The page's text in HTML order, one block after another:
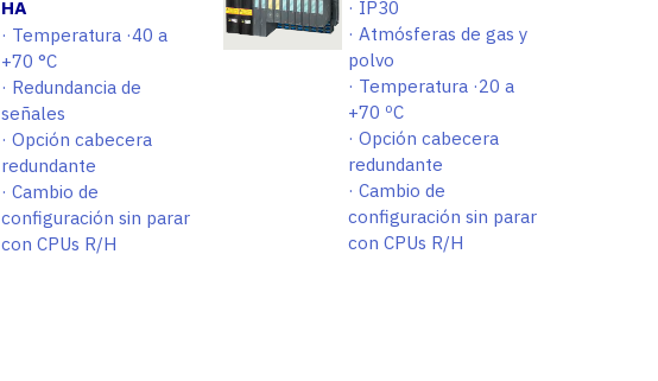
HA
· Temperatura ·40 a
+70 °C
· Redundancia de
señales
· Opción cabecera
redundante
· Cambio de
configuración sin parar
con CPUs R/H
· IP30
· Atmósferas de gas y
polvo
· Temperatura ·20 a
+70 ºC
· Opción cabecera
redundante
· Cambio de
configuración sin parar
con CPUs R/H